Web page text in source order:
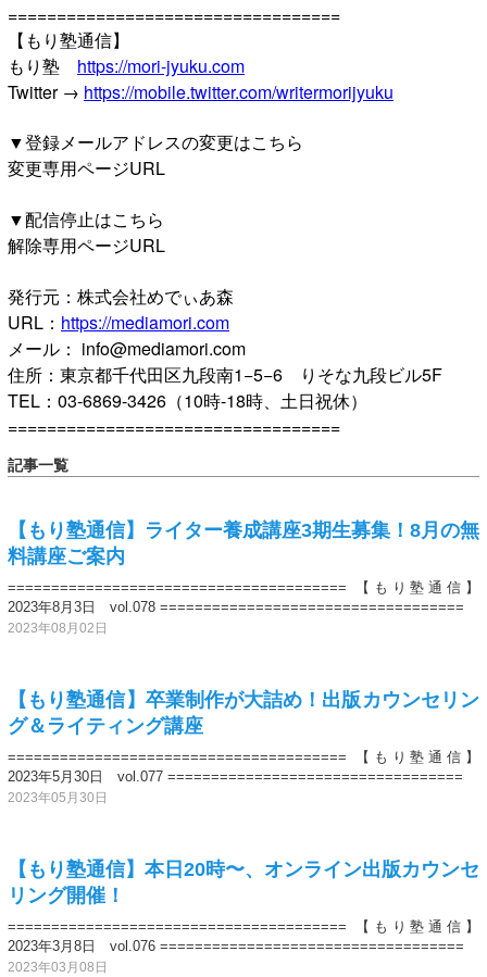
==================================
【もり塾通信】
もり塾 https://mori-jyuku.com
Twitter → https://mobile.twitter.com/writermorijyuku
▼登録メールアドレスの変更はこちら
変更専用ページURL
▼配信停止はこちら
解除専用ページURL
発行元：株式会社めでぃあ森
URL： https://mediamori.com
メール： info@mediamori.com
住所：東京都千代田区九段南1−5−6 りそな九段ビル5F
TEL：03-6869-3426（10時-18時、土日祝休）
==================================
記事一覧
【もり塾通信】ライター養成講座3期生募集！8月の無
料講座ご案内
======================================= 【もり塾通信】
2023年8月3日 vol.078 ===================================
2023年08月02日
【もり塾通信】卒業制作が大詰め！出版カウンセリン
グ＆ライティング講座
======================================= 【もり塾通信】
2023年5月30日 vol.077 ==================================
2023年05月30日
【もり塾通信】本日20時〜、オンライン出版カウンセ
リング開催！
======================================= 【もり塾通信】
2023年3月8日 vol.076 ===================================
2023年03月08日